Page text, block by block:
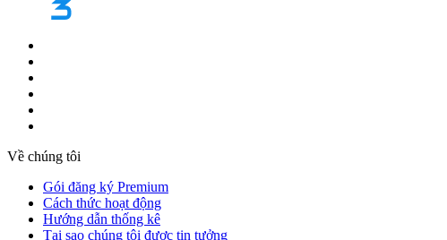
Về chúng tôi
Gói đăng ký Premium
Cách thức hoạt động
Hướng dẫn thống kê
Tại sao chúng tôi được tin tưởng